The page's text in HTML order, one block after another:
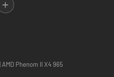
y los tiros imposibles de siempre.
y habilidades y usa tu «dream
Phenom II X4 965